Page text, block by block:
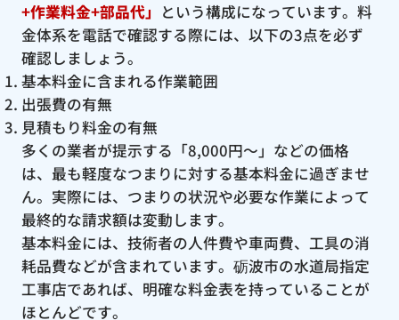
+作業料金+部品代」 という構成になっています。料
金体系を電話で確認する際には、以下の3点を必ず
確認しましょう。
基本料金に含まれる作業範囲
出張費の有無
見積もり料金の有無
多くの業者が提示する「8,000円〜」などの価格
は、最も軽度なつまりに対する基本料金に過ぎませ
ん。実際には、つまりの状況や必要な作業によって
最終的な請求額は変動します。
基本料金には、技術者の人件費や車両費、工具の消
耗品費などが含まれています。砺波市の水道局指定
工事店であれば、明確な料金表を持っていることが
ほとんどです。